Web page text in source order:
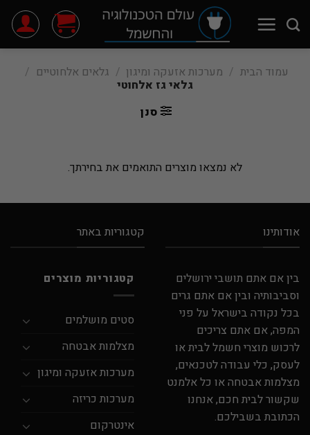
עמוד הבית / מערכות אזעקה ומיגון / גלאים אלחוטיים /
גלאי גז אלחוטי
סנן
לא נמצאו מוצרים התואמים את בחירתך.
אודותינו
בין אם אתם תושבי ירושלים
וסביבותיה ובין אם אתם גרים
בכל נקודה בישראל על פני
המפה, אם אתם צריכים
לרכוש מוצרי חשמל לבית או
לעסק, כלי עבודה לטכנאים,
מצלמות אבטחה או כל אלמנט
שקשור לבית חכם, אנחנו
הכתובת בשבילכם.
קטגוריות באתר
קטגוריות מוצרים
סטים מושלמים
מצלמות אבטחה
מערכות אזעקה ומיגון
מערכות כריזה
אינטרקום